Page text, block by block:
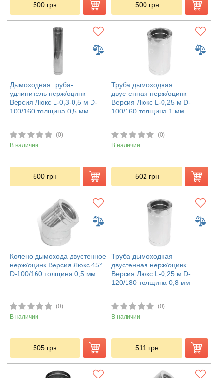
500 грн 500 грн
Дымоходная труба-
удлинитель нерж/оцинк
Версия Люкс L-0,3-0,5 м D-
100/160 толщина 0,5 мм
(0)
В наличии
500 грн
Труба дымоходная
двустенная нерж/оцинк
Версия Люкс L-0,25 м D-
100/160 толщина 1 мм
(0)
В наличии
502 грн
Колено дымохода двустенное
нерж/оцинк Версия Люкс 45°
D-100/160 толщина 0,5 мм
(0)
В наличии
505 грн
Труба дымоходная
двустенная нерж/оцинк
Версия Люкс L-0,25 м D-
120/180 толщина 0,8 мм
(0)
В наличии
511 грн